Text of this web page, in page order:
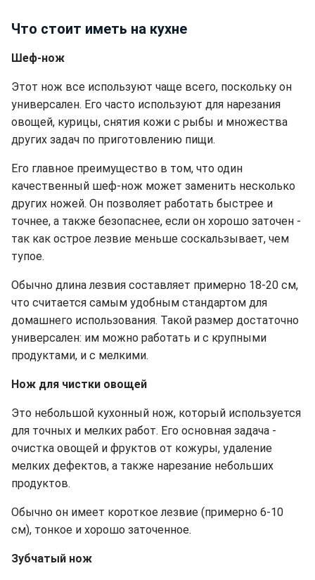
Что стоит иметь на кухне
Шеф-нож
Этот нож все используют чаще всего, поскольку он
универсален. Его часто используют для нарезания
овощей, курицы, снятия кожи с рыбы и множества
других задач по приготовлению пищи.
Его главное преимущество в том, что один
качественный шеф-нож может заменить несколько
других ножей. Он позволяет работать быстрее и
точнее, а также безопаснее, если он хорошо заточен -
так как острое лезвие меньше соскальзывает, чем
тупое.
Обычно длина лезвия составляет примерно 18-20 см,
что считается самым удобным стандартом для
домашнего использования. Такой размер достаточно
универсален: им можно работать и с крупными
продуктами, и с мелкими.
Нож для чистки овощей
Это небольшой кухонный нож, который используется
для точных и мелких работ. Его основная задача -
очистка овощей и фруктов от кожуры, удаление
мелких дефектов, а также нарезание небольших
продуктов.
Обычно он имеет короткое лезвие (примерно 6-10
см), тонкое и хорошо заточенное.
Зубчатый нож